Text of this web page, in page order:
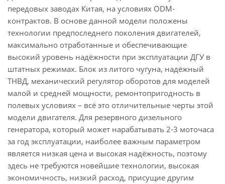
передовых заводах Китая, на условиях ODM-
контрактов. В основе данной модели положены
технологии предпоследнего поколения двигателей,
максимально отработанные и обеспечивающие
высокий уровень надёжности при эксплуатации ДГУ в
штатных режимах. Блок из литого чугуна, надёжный
ТНВД, механический регулятор оборотов для моделей
малой и средней мощности, ремонтопригодность в
полевых условиях – всё это отличительные черты этой
модели двигателя. Для резервного дизельного
генератора, который может нарабатывать 2-3 моточаса
за год эксплуатации, наиболее важным параметром
является низкая цена и высокая надёжность, поэтому
здесь не требуются новейшие технологии, высокая
экономичность, низкий расход, присущие другим